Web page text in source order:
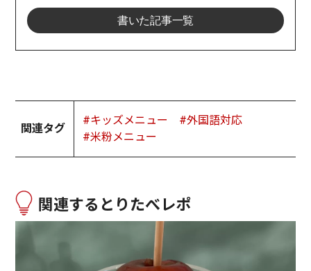
書いた記事一覧
関連タグ
#キッズメニュー
#外国語対応
#米粉メニュー
関連するとりたべレポ